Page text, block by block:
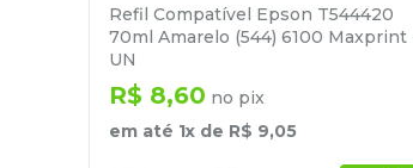
Refil Compatível Epson T544420
70ml Amarelo (544) 6100 Maxprint
UN
R$ 8,60 no pix
em até 1x de R$ 9,05